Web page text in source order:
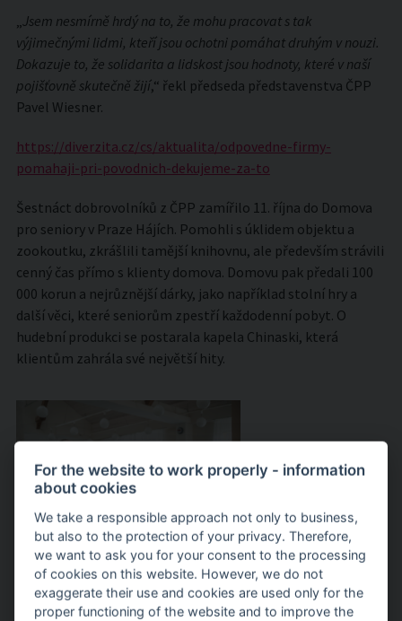
„Jsem nesmírně hrdý na to, že mohu pracovat s tak
výjimečnými lidmi, kteří jsou ochotni pomáhat druhým v nouzi.
Dokazuje to, že solidarita a lidskost jsou hodnoty, které v naší
pojišťovně skutečně žijí,“ řekl předseda představenstva ČPP
Pavel Wiesner.
https://diverzita.cz/cs/aktualita/odpovedne-firmy-
pomahaji-pri-povodnich-dekujeme-za-to
Šestnáct dobrovolníků z ČPP zamířilo 11. října do Domova
pro seniory v Praze Hájích. Pomohli s úklidem objektu a
zookoutku, zkrášlili tamější knihovnu, ale především strávili
cenný čas přímo s klienty domova. Domovu pak předali 100
000 korun a nejrůznější dárky, jako například stolní hry a
další věci, které seniorům zpestří každodenní pobyt. O
hudební produkci se postarala kapela Chinaski, která
klientům zahrála své největší hity.
For the website to work properly - information
about cookies
We take a responsible approach not only to business,
but also to the protection of your privacy. Therefore,
we want to ask you for your consent to the processing
of cookies on this website. However, we do not
exaggerate their use and cookies are used only for the
proper functioning of the website and to improve the